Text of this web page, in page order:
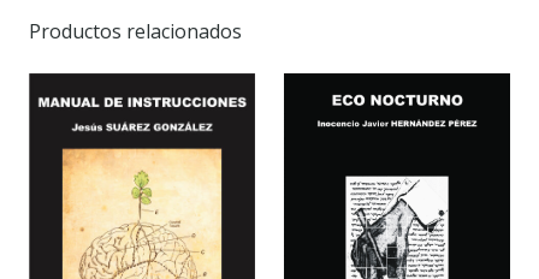
Productos relacionados